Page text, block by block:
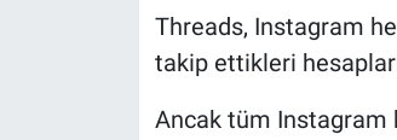
Threads, Instagram
takip ettikleri
Ancak tüm Instagram